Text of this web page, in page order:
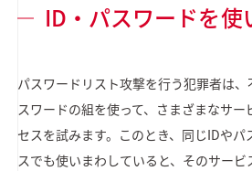
ID・パスワードを使
パスワードリスト攻撃を行う犯罪者は
スワードの組を使って、さまざまなサー
セスを試みます。このとき、同じIDや
スでも使いまわしていると、そのサー